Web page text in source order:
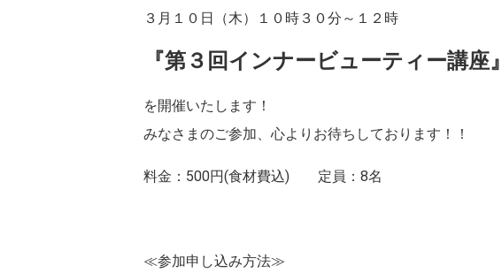
３月１０日（木）１０時３０分～１２時
『第３回インナービューティー講座』
を開催いたします！
みなさまのご参加、心よりお待ちしております！！
料金：500円(食材費込) 定員：8名
≪参加申し込み方法≫